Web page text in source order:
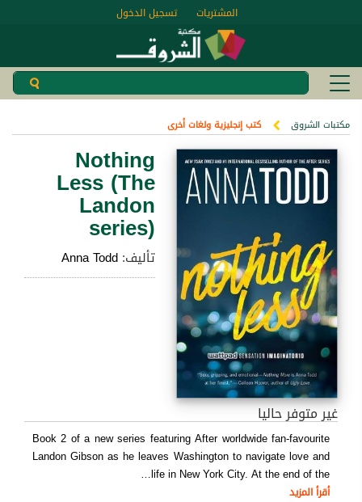
تسجيل الدخول المشتريات
مكتبات الشروق كتب إنجليزية ولغات أخرى
Nothing
Less (The
Landon
series)
تأليف:Anna Todd
غير متوفر حاليا
Book 2 of a new series featuring After worldwide fan-favourite
Landon Gibson as he leaves Washington to navigate love and
life in New York City. At the end of the
…
أقرأ المزيد